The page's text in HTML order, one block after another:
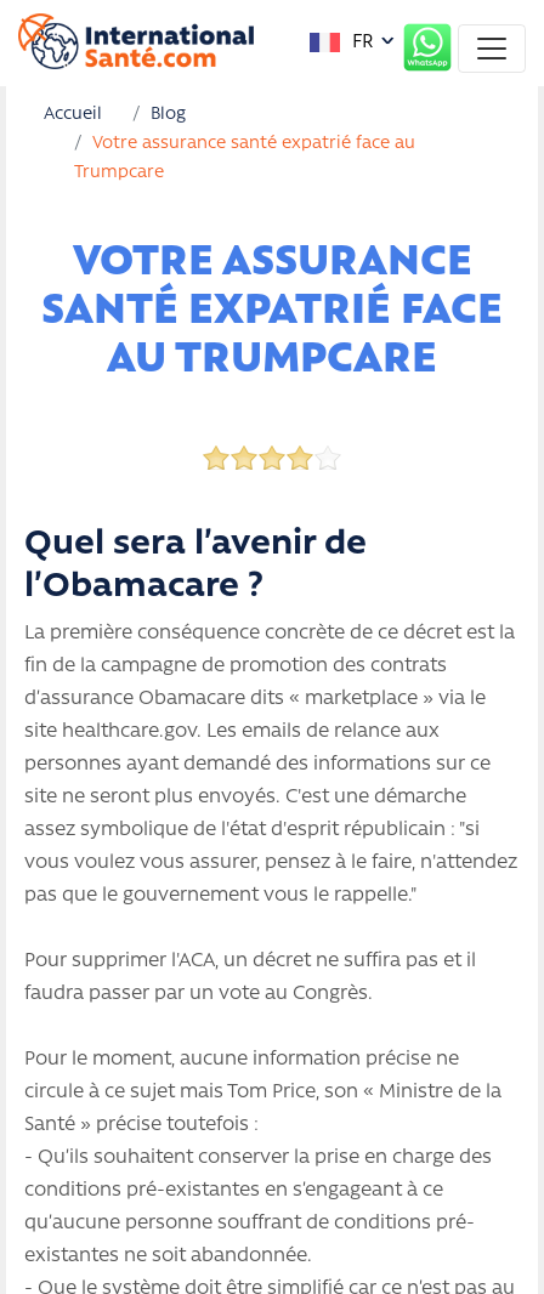
FR
Accueil
Blog
Votre assurance santé expatrié face au
Trumpcare
VOTRE ASSURANCE
SANTÉ EXPATRIÉ FACE
AU TRUMPCARE
Quel sera l’avenir de
l’Obamacare ?
La première conséquence concrète de ce décret est la
fin de la campagne de promotion des contrats
d’assurance Obamacare dits « marketplace » via le
site healthcare.gov. Les emails de relance aux
personnes ayant demandé des informations sur ce
site ne seront plus envoyés. C'est une démarche
assez symbolique de l'état d'esprit républicain : "si
vous voulez vous assurer, pensez à le faire, n'attendez
pas que le gouvernement vous le rappelle."
Pour supprimer l'ACA, un décret ne suffira pas et il
faudra passer par un vote au Congrès.
Pour le moment, aucune information précise ne
circule à ce sujet mais Tom Price, son « Ministre de la
Santé » précise toutefois :
- Qu’ils souhaitent conserver la prise en charge des
conditions pré-existantes en s’engageant à ce
qu’aucune personne souffrant de conditions pré-
existantes ne soit abandonnée.
- Que le système doit être simplifié car ce n’est pas au